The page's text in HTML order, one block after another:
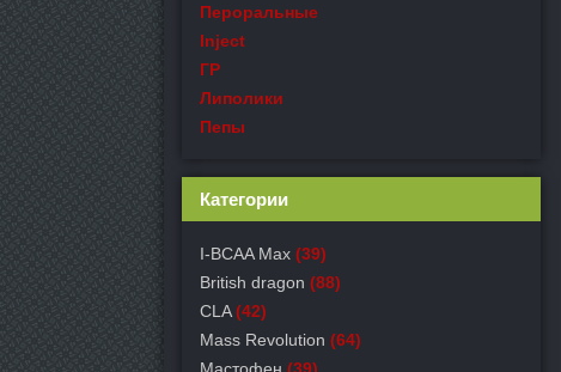
Пероральные
Inject
ГР
Липолики
Пепы
Категории
I-BCAA Max (39)
British dragon (88)
CLA (42)
Mass Revolution (64)